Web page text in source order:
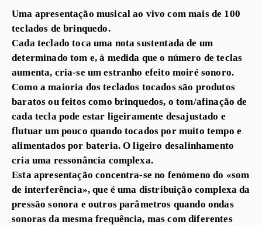
Uma apresentação musical ao vivo com mais de 100
teclados de brinquedo.
Cada teclado toca uma nota sustentada de um
determinado tom e, à medida que o número de teclas
aumenta, cria-se um estranho efeito moiré sonoro.
Como a maioria dos teclados tocados são produtos
baratos ou feitos como brinquedos, o tom/afinação de
cada tecla pode estar ligeiramente desajustado e
flutuar um pouco quando tocados por muito tempo e
alimentados por bateria. O ligeiro desalinhamento
cria uma ressonância complexa.
Esta apresentação concentra-se no fenómeno do «som
de interferência», que é uma distribuição complexa da
pressão sonora e outros parâmetros quando ondas
sonoras da mesma frequência, mas com diferentes